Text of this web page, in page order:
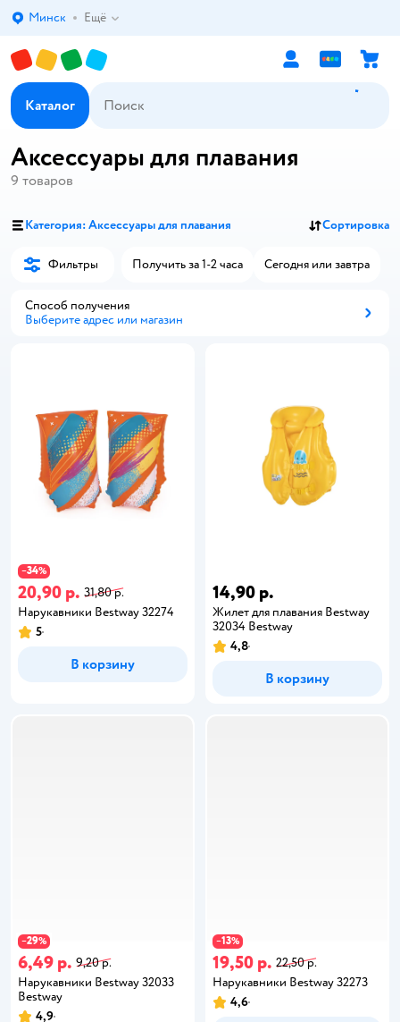
Выбор адреса доставки.
Минск Ещё
Каталог
Аксессуары для плавания
9 товаров
Категория: Аксессуары для плавания Сортировка
Фильтры Получить за 1-2 часа Сегодня или завтра
Способ получения
Выберите адрес или магазин
−34%
20,90 р. 31,80 р.
Нарукавники Bestway 32274
5
В корзину
14,90 р.
Жилет для плавания Bestway
32034 Bestway
4,8
В корзину
−29%
6,49 р. 9,20 р.
Нарукавники Bestway 32033
Bestway
4,9
−13%
19,50 р. 22,50 р.
Нарукавники Bestway 32273
4,6